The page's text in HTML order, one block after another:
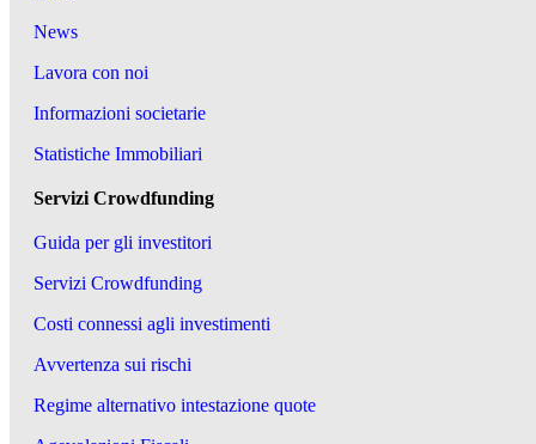
News
Lavora con noi
Informazioni societarie
Statistiche Immobiliari
Servizi Crowdfunding
Guida per gli investitori
Servizi Crowdfunding
Costi connessi agli investimenti
Avvertenza sui rischi
Regime alternativo intestazione quote